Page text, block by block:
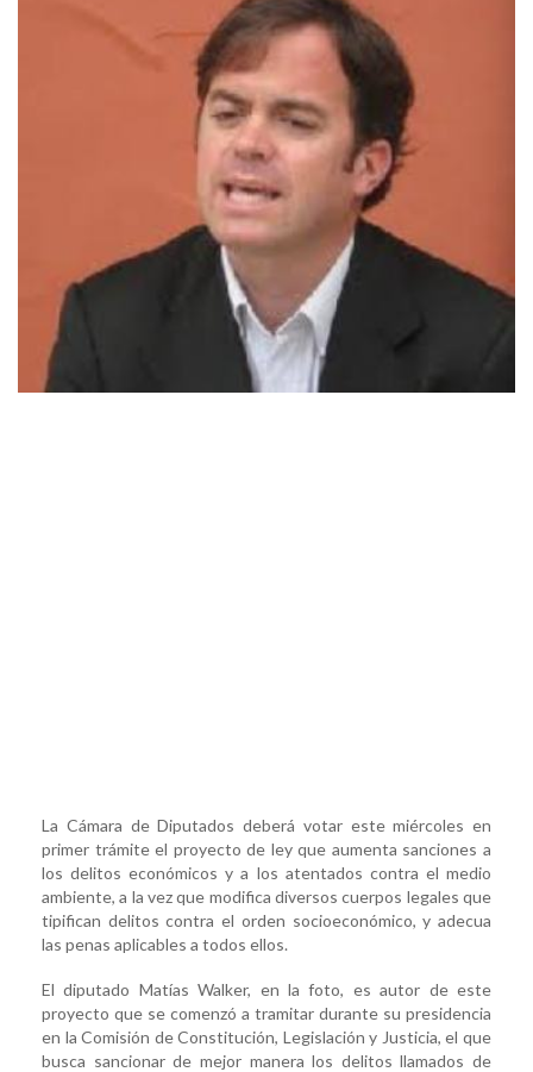
La Cámara de Diputados deberá votar este miércoles en
primer trámite el proyecto de ley que aumenta sanciones a
los delitos económicos y a los atentados contra el medio
ambiente, a la vez que modifica diversos cuerpos legales que
tipifican delitos contra el orden socioeconómico, y adecua
las penas aplicables a todos ellos.
El diputado Matías Walker, en la foto, es autor de este
proyecto que se comenzó a tramitar durante su presidencia
en la Comisión de Constitución, Legislación y Justicia, el que
busca sancionar de mejor manera los delitos llamados de